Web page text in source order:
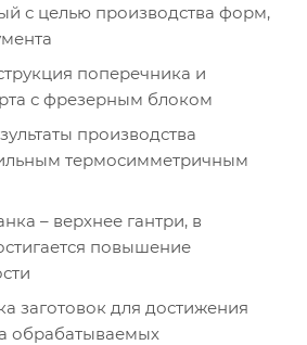
с целью производства форм,
поперечника и
с фрезерным блоком
производства
термосимметричным
– верхнее гантри, в
повышение
заготовок для достижения
обрабатываемых